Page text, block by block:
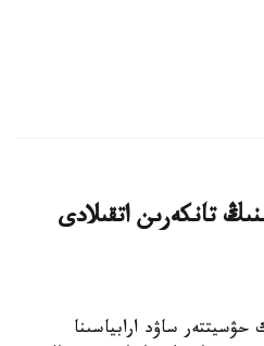
تانكەرىن اتقىلادى
ساۋد ارابياسىنا